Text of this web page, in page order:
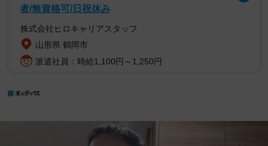
者/無資格可/日祝休み
株式会社ヒロキャリアスタッフ
山形県 鶴岡市
派遣社員：時給1,100円～1,250円